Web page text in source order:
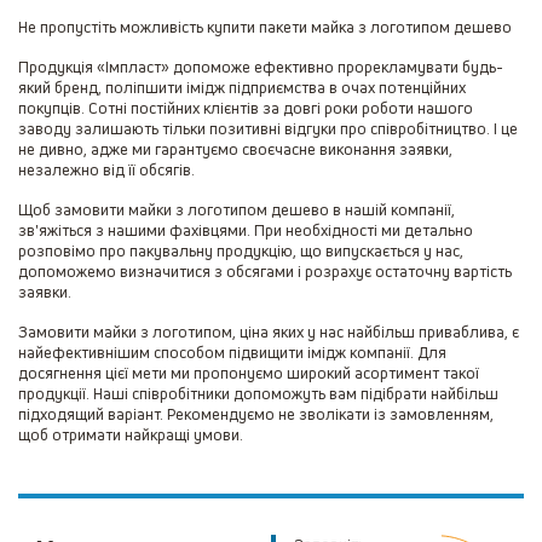
Не пропустіть можливість купити пакети майка з логотипом дешево
Продукція «Імпласт» допоможе ефективно прорекламувати будь-
який бренд, поліпшити імідж підприємства в очах потенційних
покупців. Сотні постійних клієнтів за довгі роки роботи нашого
заводу залишають тільки позитивні відгуки про співробітництво. І це
не дивно, адже ми гарантуємо своєчасне виконання заявки,
незалежно від її обсягів.
Щоб замовити майки з логотипом дешево в нашій компанії,
зв'яжіться з нашими фахівцями. При необхідності ми детально
розповімо про пакувальну продукцію, що випускається у нас,
допоможемо визначитися з обсягами і розрахує остаточну вартість
заявки.
Замовити майки з логотипом, ціна яких у нас найбільш приваблива, є
найефективнішим способом підвищити імідж компанії. Для
досягнення цієї мети ми пропонуємо широкий асортимент такої
продукції. Наші співробітники допоможуть вам підібрати найбільш
підходящий варіант. Рекомендуємо не зволікати із замовленням,
щоб отримати найкращі умови.